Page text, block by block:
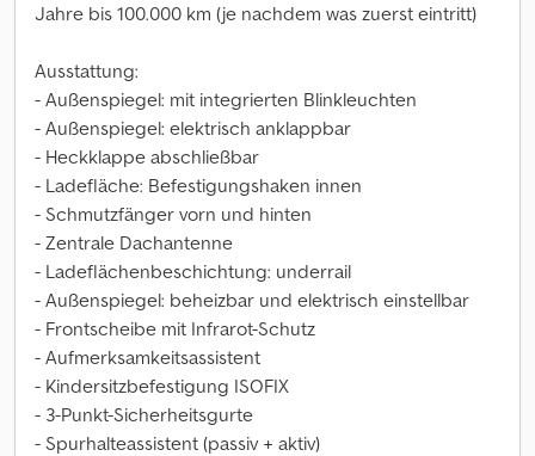
Jahre bis 100.000 km (je nachdem was zuerst eintritt)
Ausstattung:
- Außenspiegel: mit integrierten Blinkleuchten
- Außenspiegel: elektrisch anklappbar
- Heckklappe abschließbar
- Ladefläche: Befestigungshaken innen
- Schmutzfänger vorn und hinten
- Zentrale Dachantenne
- Ladeflächenbeschichtung: underrail
- Außenspiegel: beheizbar und elektrisch einstellbar
- Frontscheibe mit Infrarot-Schutz
- Aufmerksamkeitsassistent
- Kindersitzbefestigung ISOFIX
- 3-Punkt-Sicherheitsgurte
- Spurhalteassistent (passiv + aktiv)